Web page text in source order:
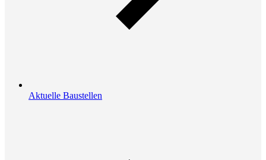
Aktuelle Baustellen